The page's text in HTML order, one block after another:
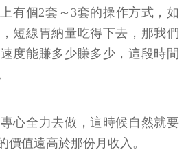
有個2套～3套的操作方式，如
短線胃納量吃得下去，那我們
度能賺多少賺多少，這段時間
心全力去做，這時候自然就要
價值遠高於那份月收入。